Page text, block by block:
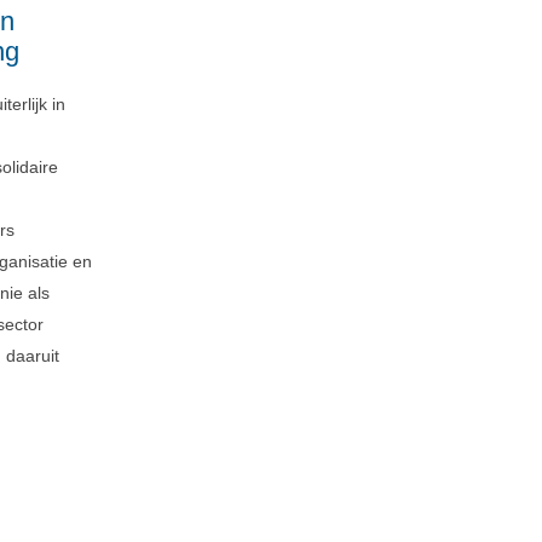
in
en
als
daaruit